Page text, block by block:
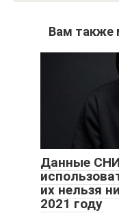
Вам также
Данные
их нельзя
2021 году